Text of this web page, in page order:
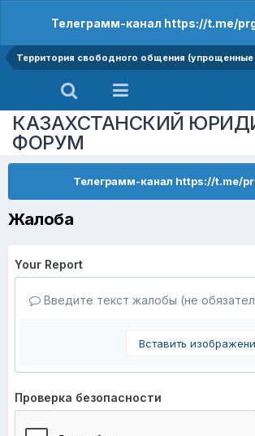
Телеграмм-канал https://t.me/
Территория свободного общения (упрощенные
КАЗАХСТАНСКИЙ
ФОРУМ
Телеграмм-канал https://t.me/
Жалоба
Your Report
Введите текст жалобы (не
Вставить
Проверка безопасности